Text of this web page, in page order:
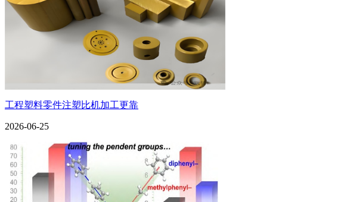
工程塑料零件注塑比机加工更靠
2026-06-25